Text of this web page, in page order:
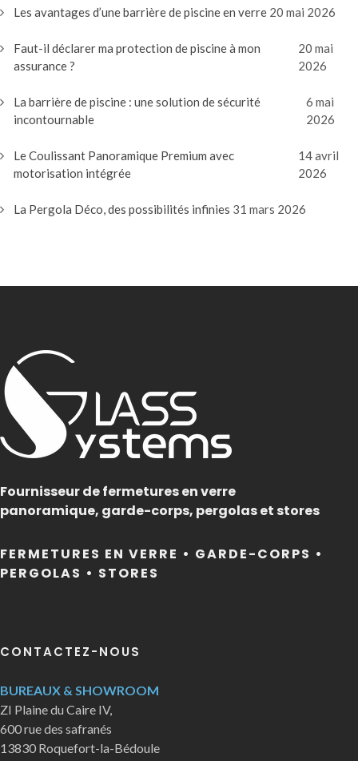
Les avantages d’une barrière de piscine en verre 20 mai 2026
Faut-il déclarer ma protection de piscine à mon
assurance ?
20 mai
2026
La barrière de piscine : une solution de sécurité
incontournable
6 mai
2026
Le Coulissant Panoramique Premium avec
motorisation intégrée
14 avril
2026
La Pergola Déco, des possibilités infinies 31 mars 2026
Fournisseur de fermetures en verre
panoramique, garde-corps, pergolas et stores
FERMETURES EN VERRE • GARDE-CORPS •
PERGOLAS • STORES
CONTACTEZ-NOUS
BUREAUX & SHOWROOM
ZI Plaine du Caire IV,
600 rue des safranés
13830 Roquefort-la-Bédoule